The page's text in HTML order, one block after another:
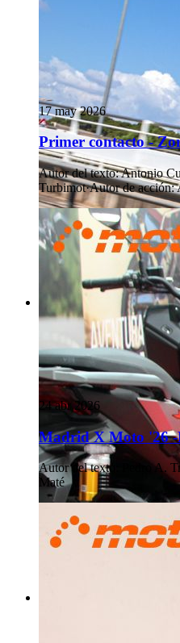
17 may 2026
Primer contacto -
Autor del texto:Antonio
Turbimot·Autor de acción:
24 abr 2026
Madrid X Moto '26 -
Autor del texto Pedro A.
Maté